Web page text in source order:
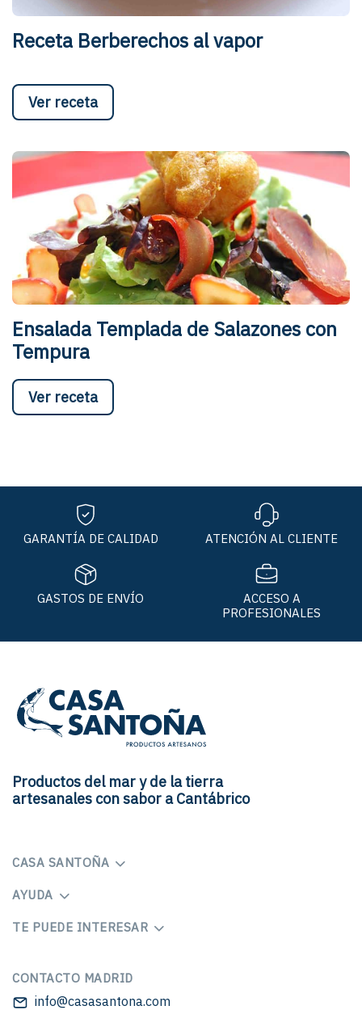
Receta Berberechos al vapor
Ver receta
Ensalada Templada de Salazones con
Tempura
Ver receta
GARANTÍA DE CALIDAD ATENCIÓN AL CLIENTE
GASTOS DE ENVÍO
ACCESO A
PROFESIONALES
Productos del mar y de la tierra
artesanales con sabor a Cantábrico
CASA SANTOÑA
AYUDA
TE PUEDE INTERESAR
CONTACTO MADRID
info@casasantona.com